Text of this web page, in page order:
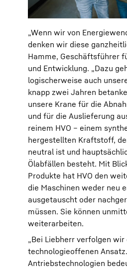
„Wenn wir von
denken wir diese
Hamme, Geschäftsführer
und Entwicklung. „Dazu
logischerweise auch
knapp zwei Jahren
unsere Krane für die
und für die Auslieferung
reinem HVO – einem
hergestellten Kraftstoff,
neutral ist und
Ölabfällen besteht. Mit
Produkte hat HVO den
die Maschinen weder neu
ausgetauscht oder
müssen. Sie können
weiterarbeiten.
„Bei Liebherr verfolgen wir
technologieoffenen
Antriebstechnologien